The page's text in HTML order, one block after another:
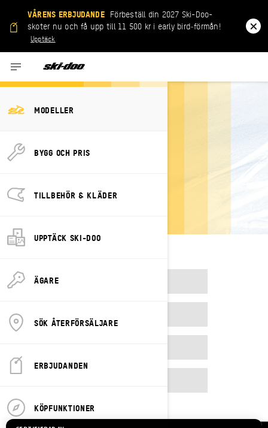
VÅRENS ERBJUDANDE Förbeställ din 2027 Ski-Doo-
skoter nu och få upp till 11 500 kr i early bird‑förmån!
Upptäck
MODELLER
BYGG OCH PRIS
TILLBEHÖR & KLÄDER
UPPTÄCK SKI-DOO
ÄGARE
SÖK ÅTERFÖRSÄLJARE
ERBJUDANDEN
KÖPFUNKTIONER
TIDIGARE